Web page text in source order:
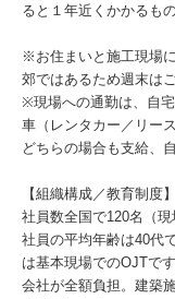
ると１年近くかかるも
※お住まいと施工現場
郊ではあるため週末は
※現場への通勤は、自
車（レンタカー／リー
どちらの場合も支給、
【組織構成／教育制度】
社員数全国で120名（
社員の平均年齢は40代
は基本現場でのOJTで
会社が全額負担。建築